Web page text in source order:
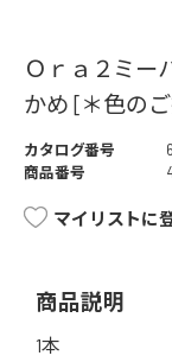
Ｏｒａ２ミー
かめ [＊色の
カタログ番号
商品番号
マイリストに
商品説明
1本